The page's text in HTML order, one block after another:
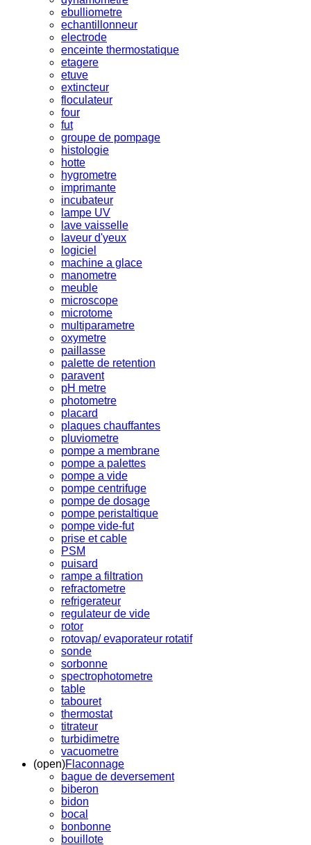
ebulliometre
echantillonneur
electrode
enceinte thermostatique
etagere
etuve
extincteur
floculateur
four
fut
groupe de pompage
histologie
hotte
hygrometre
imprimante
incubateur
lampe UV
lave vaisselle
laveur d'yeux
logiciel
machine a glace
manometre
meuble
microscope
microtome
multiparametre
oxymetre
paillasse
palette de retention
paravent
pH metre
photometre
placard
plaques chauffantes
pluviometre
pompe a membrane
pompe a palettes
pompe a vide
pompe centrifuge
pompe de dosage
pompe peristaltique
pompe vide-fut
prise et cable
PSM
puisard
rampe a filtration
refractometre
refrigerateur
regulateur de vide
rotor
rotovap/ evaporateur rotatif
sonde
sorbonne
spectrophotometre
table
tabouret
thermostat
titrateur
turbidimetre
vacuometre
(open)Flaconnage
bague de deversement
biberon
bidon
bocal
bonbonne
bouillote